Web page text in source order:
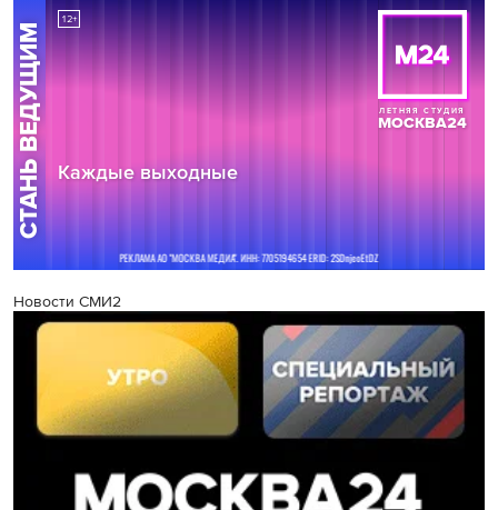
Новости СМИ2